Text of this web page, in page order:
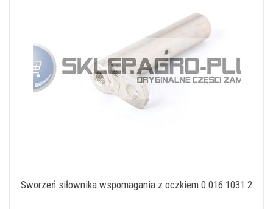
Sworzeń siłownika wspomagania z oczkiem 0.016.1031.2